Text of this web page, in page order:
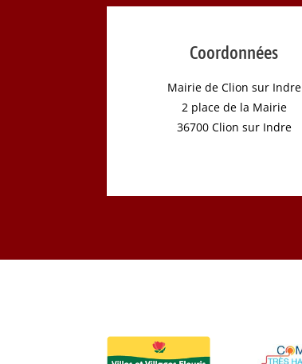
Coordonnées
Mairie de Clion sur Indre
2 place de la Mairie
36700 Clion sur Indre